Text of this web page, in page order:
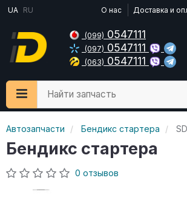
UA RU О нас Доставка и
(099) 0547111
(097) 0547111
(063) 0547111
Найти запчасть
Автозапчасти Бендикс стартера
Бендикс стартера
0 отзывов